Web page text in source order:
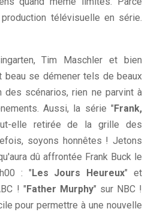
télévisuelle en série.
Tim Maschler et bien
beau se démener tels de beaux
des scénarios, rien ne parvint à
Aussi, la série "Frank,
elle retirée de la grille des
soyons honnêtes ! Jetons
dû affrontée Frank Buck le
: "Les Jours Heureux" et
! "Father Murphy" sur NBC !
pour permettre à une nouvelle